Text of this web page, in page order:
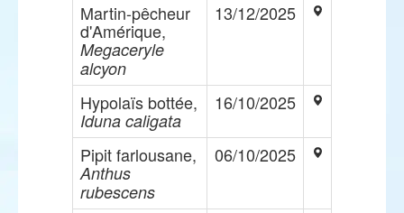
Martin-pêcheur
d'Amérique,
Megaceryle
alcyon
13/12/2025
Hypolaïs bottée,
Iduna caligata
16/10/2025
Pipit farlousane,
Anthus
rubescens
06/10/2025